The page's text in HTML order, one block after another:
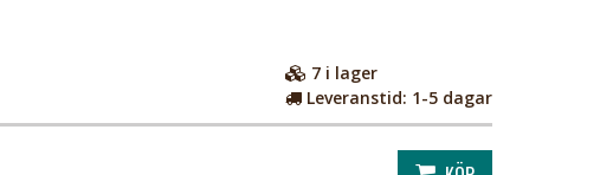
7 i lager
Leveranstid: 1-5 dagar